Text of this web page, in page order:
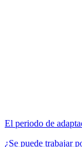
El periodo de
¿Se puede trabajar